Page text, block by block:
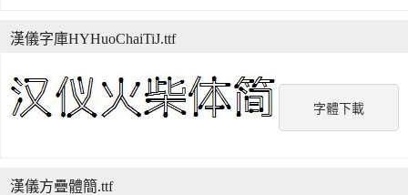
字體下載
漢儀字庫HYHuoChaiTiJ.ttf
漢儀方疊體簡.ttf